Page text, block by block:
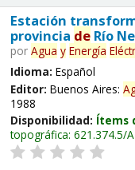
Estación
provincia deRío
por Agua y Energía
Idioma: Español
Editor: Buenos Aires:
1988
Disponibilidad: Ítems
topográfica: 621.374.5/